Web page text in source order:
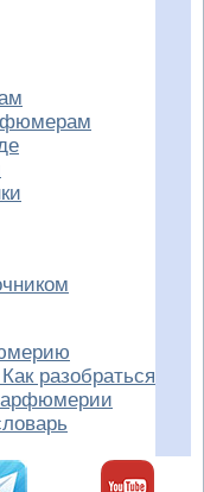
разобраться